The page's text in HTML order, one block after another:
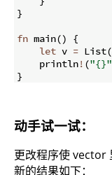
}
fn main()
{
let v = List(
    println
! ("{}"
}
动手试一试：
更改程序使 vector
新的结果如下：